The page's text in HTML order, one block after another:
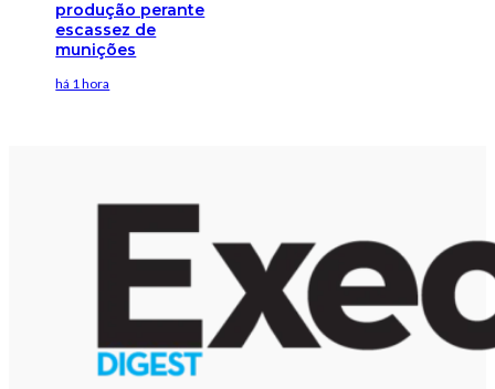
produção perante
escassez de
munições
há 1 hora